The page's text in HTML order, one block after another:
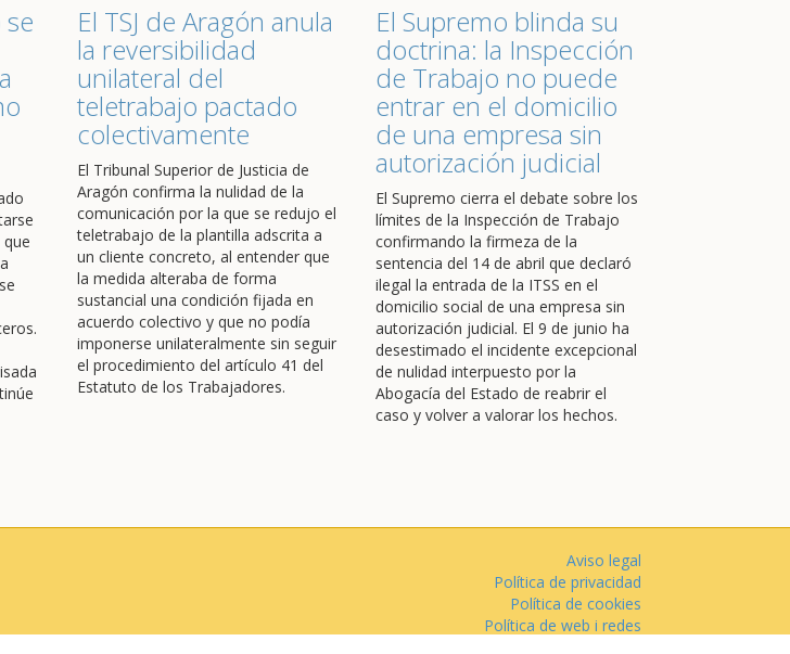
El TSJ de Aragón anula
la reversibilidad
unilateral del
teletrabajo pactado
colectivamente
El Tribunal Superior de Justicia de
Aragón confirma la nulidad de la
comunicación por la que se redujo el
teletrabajo de la plantilla adscrita a
un cliente concreto, al entender que
la medida alteraba de forma
sustancial una condición fijada en
acuerdo colectivo y que no podía
imponerse unilateralmente sin seguir
el procedimiento del artículo 41 del
Estatuto de los Trabajadores.
El Supremo blinda su
doctrina: la Inspección
de Trabajo no puede
entrar en el domicilio
de una empresa sin
autorización judicial
El Supremo cierra el debate sobre los
límites de la Inspección de Trabajo
confirmando la firmeza de la
sentencia del 14 de abril que declaró
ilegal la entrada de la ITSS en el
domicilio social de una empresa sin
autorización judicial. El 9 de junio ha
desestimado el incidente excepcional
de nulidad interpuesto por la
Abogacía del Estado de reabrir el
caso y volver a valorar los hechos.
Aviso legal
Política de privacidad
Política de cookies
Política de web i redes